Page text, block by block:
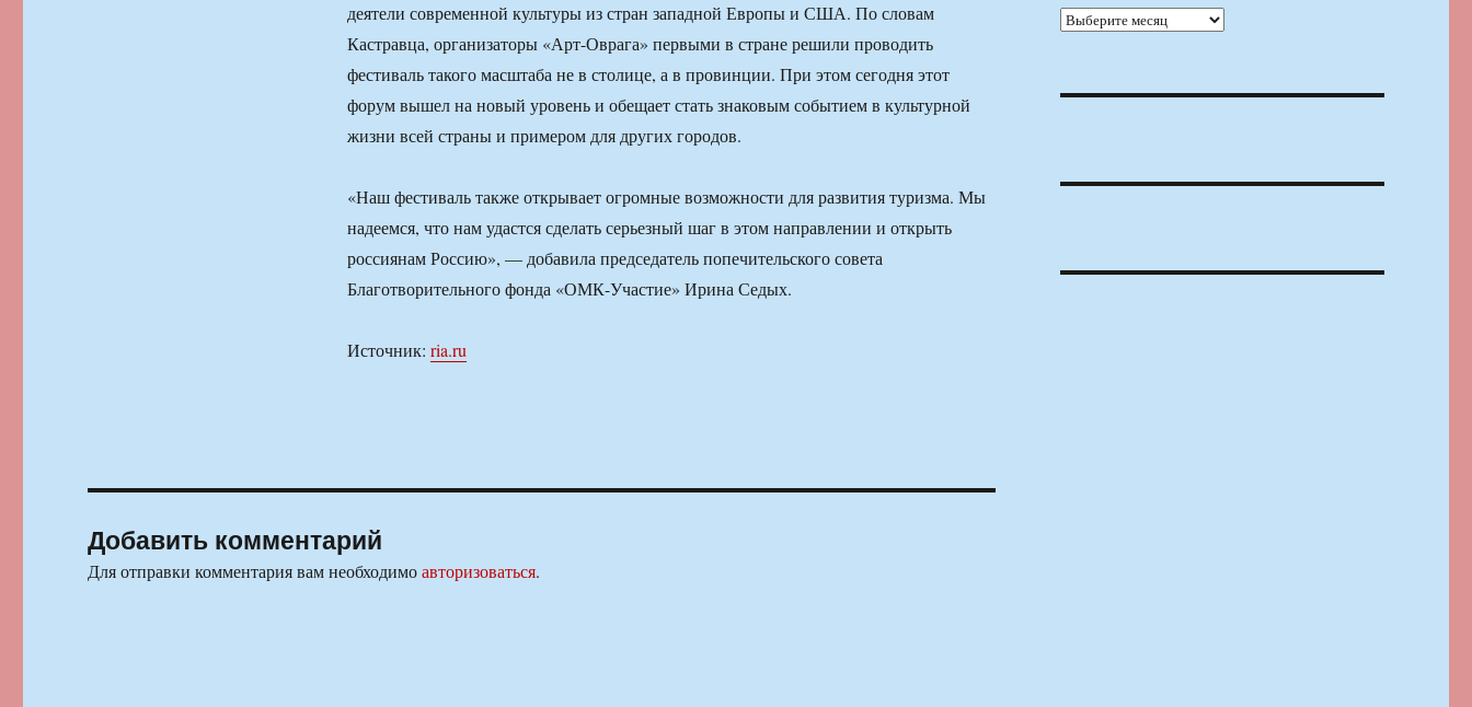
деятели современной культуры из стран западной Европы и США. По словам
Кастравца, организаторы «Арт-Оврага» первыми в стране решили проводить
фестиваль такого масштаба не в столице, а в провинции. При этом сегодня этот
форум вышел на новый уровень и обещает стать знаковым событием в культурной
жизни всей страны и примером для других городов.
«Наш фестиваль также открывает огромные возможности для развития туризма. Мы
надеемся, что нам удастся сделать серьезный шаг в этом направлении и открыть
россиянам Россию», — добавила председатель попечительского совета
Благотворительного фонда «ОМК-Участие» Ирина Седых.
Источник: ria.ru
Добавить комментарий
Для отправки комментария вам необходимоавторизоваться.
Архивы